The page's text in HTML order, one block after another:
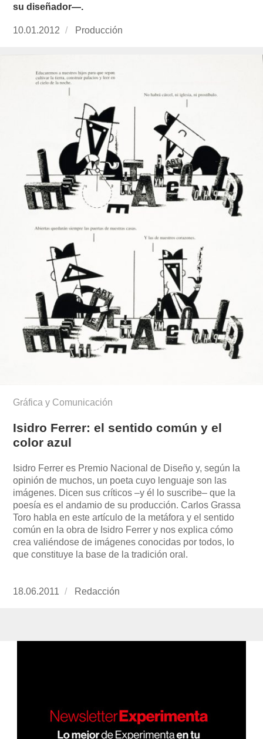
su diseñador—.
Publicado
10.01.2012 https://www.experimenta.es/author/
Producción
Gráfica y Comunicación
Isidro Ferrer: el sentido común y el
color azul
Isidro Ferrer es Premio Nacional de Diseño y, según la
opinión de muchos, un poeta cuyo lenguaje son las
imágenes. Dicen sus críticos –y él lo suscribe– que la
poesía es el andamio de su producción. Carlos Grassa
Toro habla en este artículo de la metáfora y el sentido
común en la obra de Isidro Ferrer y nos explica cómo
crea valiéndose de imágenes conocidas por todos, lo
que constituye la base de la tradición oral.
Publicado
18.06.2011 https://www.experimenta.es/author/redaccion/
Redacción